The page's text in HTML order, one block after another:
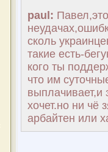
paul:
сколь
такие есть-
кого ты
что им
выплачивает,и
хочет.но ни чё
арбайтен или